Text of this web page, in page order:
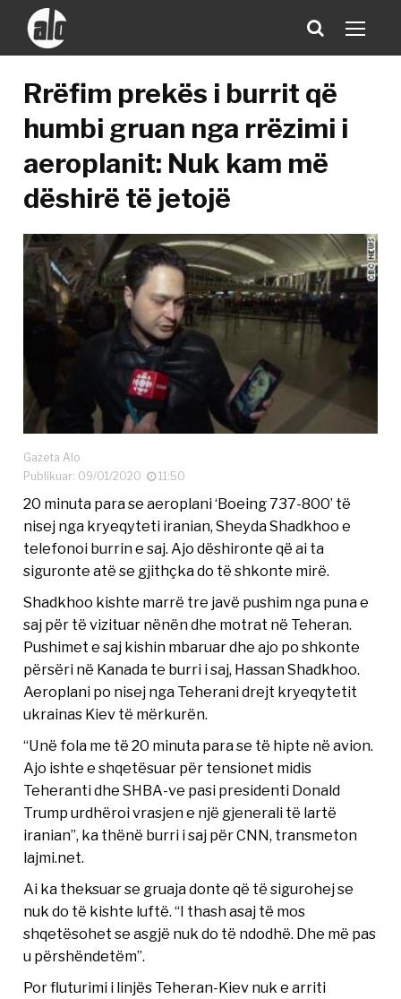
Rrëfim prekës i burrit që
humbi gruan nga rrëzimi i
aeroplanit: Nuk kam më
dëshirë të jetojë
Gazeta Alo
Publikuar: 09/01/2020
11:50
20 minuta para se aeroplani ‘Boeing 737-800’ të
nisej nga kryeqyteti iranian, Sheyda Shadkhoo e
telefonoi burrin e saj. Ajo dëshironte që ai ta
siguronte atë se gjithçka do të shkonte mirë.
Shadkhoo kishte marrë tre javë pushim nga puna e
saj për të vizituar nënën dhe motrat në Teheran.
Pushimet e saj kishin mbaruar dhe ajo po shkonte
përsëri në Kanada te burri i saj, Hassan Shadkhoo.
Aeroplani po nisej nga Teherani drejt kryeqytetit
ukrainas Kiev të mërkurën.
“Unë fola me të 20 minuta para se të hipte në avion.
Ajo ishte e shqetësuar për tensionet midis
Teheranti dhe SHBA-ve pasi presidenti Donald
Trump urdhëroi vrasjen e një gjenerali të lartë
iranian”, ka thënë burri i saj për CNN, transmeton
lajmi.net.
Ai ka theksuar se gruaja donte që të sigurohej se
nuk do të kishte luftë. “I thash asaj të mos
shqetësohet se asgjë nuk do të ndodhë. Dhe më pas
u përshëndetëm”.
Por fluturimi i linjës Teheran-Kiev nuk e arriti